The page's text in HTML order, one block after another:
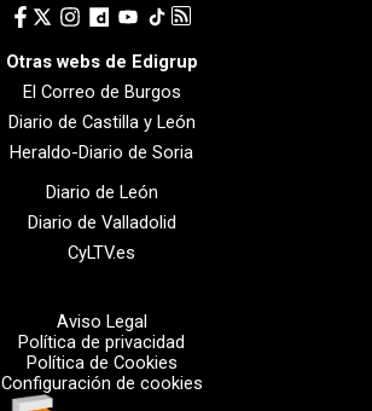
Otras webs de Edigrup
El Correo de Burgos
Diario de Castilla y León
Heraldo-Diario de Soria
Diario de León
Diario de Valladolid
CyLTV.es
Aviso Legal
Política de privacidad
Política de Cookies
Configuración de cookies